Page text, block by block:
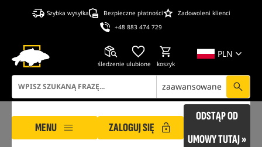
Szybka wysyłka Bezpieczne płatności
Zadowoleni klienci
+48 883 474 729
PLN
śledzenie ulubione koszyk
zaawansowane
MENU ZALOGUJ SIĘ
ODSTĄP OD
UMOWY TUTAJ »